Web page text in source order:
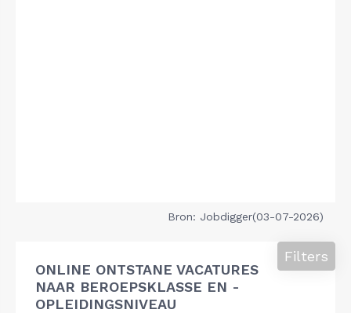
Bron: Jobdigger(03-07-2026)
ONLINE ONTSTANE VACATURES
NAAR BEROEPSKLASSE EN -
OPLEIDINGSNIVEAU
Filters